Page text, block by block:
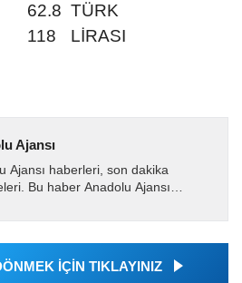
62.8
118
TÜRK
LİRASI
Ajansı
Ajansı haberleri, son dakika
Bu haber Anadolu Ajansı
geçilen tüm...
İÇİN TIKLAYINIZ